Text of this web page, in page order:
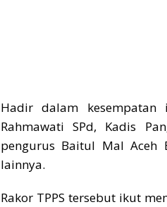
Hadir dalam kesempatan
Rahmawati SPd, Kadis
pengurus Baitul Mal Aceh
lainnya.
Rakor TPPS tersebut ikut